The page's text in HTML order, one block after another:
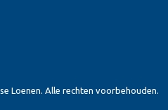
Loenen. Alle rechten voorbehouden.